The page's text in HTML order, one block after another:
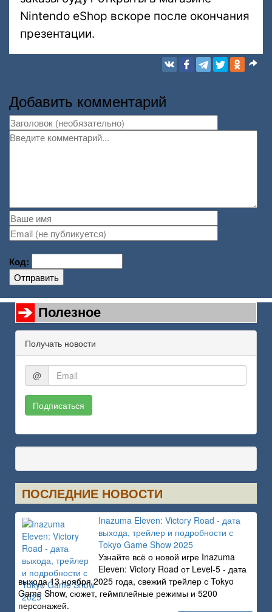
Nintendo eShop вскоре после окончания
презентации.
Добавить комментарий
Код:
Отправить
Полезное
Получать новости
@
Подписаться
ПОСЛЕДНИЕ НОВОСТИ
Inazuma Eleven: Victory Road - дата
выхода, трейлер и подробности с
Tokyo Game Show 2025
Узнайте всё о новой игре Inazuma
Eleven: Victory Road от Level-5 - дата
выхода 13 ноября 2025 года, свежий трейлер с Tokyo
Game Show, сюжет, геймплейные режимы и 5200
персонажей.